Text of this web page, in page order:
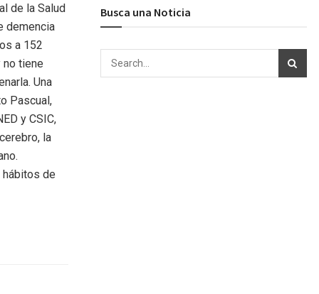
de la Salud
demencia
a 152
tiene
Una
Pascual,
y CSIC,
la
hábitos de
Busca una Noticia